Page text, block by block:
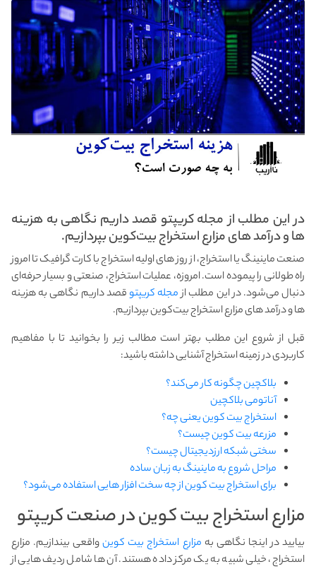
در این مطلب از مجله کریپتو قصد داریم نگاهی به هزینه
ها و درآمد های مزارع استخراج بیت‌کوین بپردازیم.
صنعت ماینینگ یا استخراج، از روز های اولیه استخراج با کارت گرافیک تا امروز
راه طولانی را پیموده است. امروزه، عملیات استخراج، صنعتی و بسیار حرفه‌ای
دنبال می‌شود. در این مطلب ازمجله کریپتوقصد داریم نگاهی به هزینه
ها و درآمد های مزارع استخراج بیت‌کوین بپردازیم.
قبل از شروع این مطلب بهتر است مطالب زیر را بخوانید تا با مفاهیم
کاربردی در زمینه استخراج آشنایی داشته باشید:
بلاکچین چگونه کار می‌کند؟
آناتومی بلاکچین
استخراج بیت کوین یعنی چه؟
مزرعه بیت کوین چیست؟
سختی شبکه ارزدیجیتال چیست؟
مراحل شروع به ماینینگ به زبان ساده
برای استخراج بیت کوین از چه سخت افزار هایی استفاده می‌شود؟
مزارع استخراج بیت کوین در صنعت کریپتو
بیایید در اینجا نگاهی به مزارع استخراج بیت کوینواقعی بیندازیم. مزارع
استخراج، خیلی شبیه به یک مرکز داده هستند. آن ها شامل ردیف هایی از